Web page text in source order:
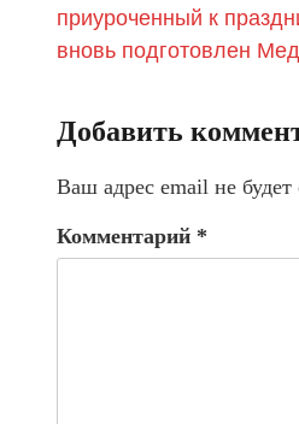
приуроченный к
вновь подготовлен
Добавить
Ваш адрес email не будет
Комментарий *